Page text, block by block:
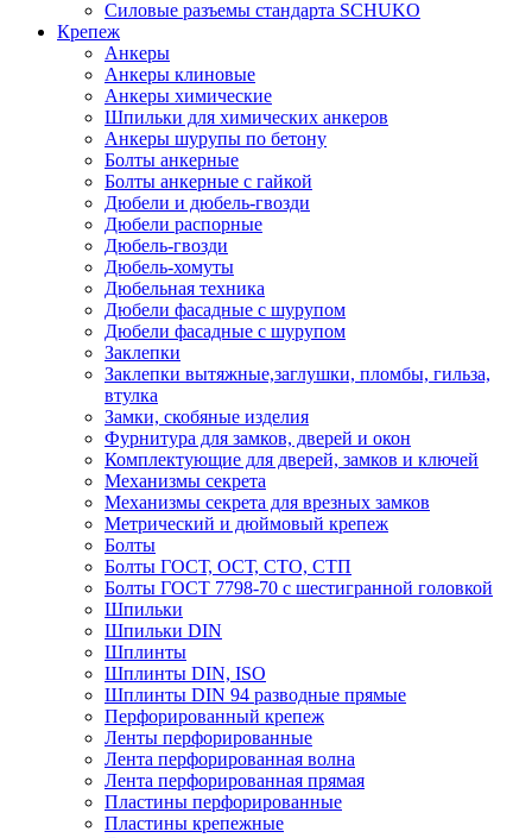
Силовые разъемы стандарта SCHUKO
Крепеж
Анкеры
Анкеры клиновые
Анкеры химические
Шпильки для химических анкеров
Анкеры шурупы по бетону
Болты анкерные
Болты анкерные с гайкой
Дюбели и дюбель-гвозди
Дюбели распорные
Дюбель-гвозди
Дюбель-хомуты
Дюбельная техника
Дюбели фасадные с шурупом
Дюбели фасадные с шурупом
Заклепки
Заклепки вытяжные,заглушки, пломбы, гильза,
втулка
Замки, скобяные изделия
Фурнитура для замков, дверей и окон
Комплектующие для дверей, замков и ключей
Механизмы секрета
Механизмы секрета для врезных замков
Метрический и дюймовый крепеж
Болты
Болты ГОСТ, ОСТ, СТО, СТП
Болты ГОСТ 7798-70 с шестигранной головкой
Шпильки
Шпильки DIN
Шплинты
Шплинты DIN, ISO
Шплинты DIN 94 разводные прямые
Перфорированный крепеж
Ленты перфорированные
Лента перфорированная волна
Лента перфорированная прямая
Пластины перфорированные
Пластины крепежные